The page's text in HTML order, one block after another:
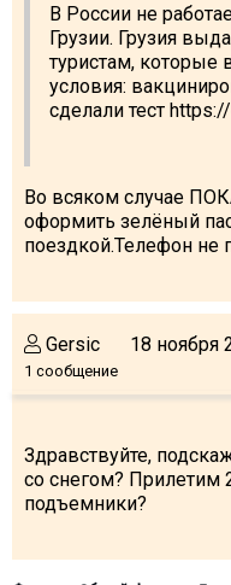
В России не
Грузии. Грузия
туристам,
условия:
сделали тест
Во всяком случае
оформить зелёный
поездкой.Телефон не
Gersic
1 сообщение
18 ноября
Здравствуйте,
со снегом? Прилетим
подъемники?